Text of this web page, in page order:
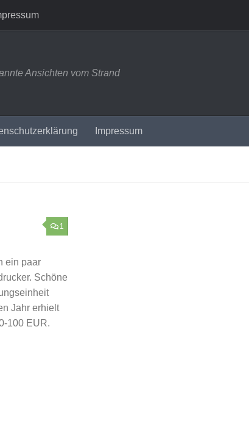
Ansichten vom Strand
Impressum
1
ein paar
Schöne
Jahr erhielt
100 EUR.